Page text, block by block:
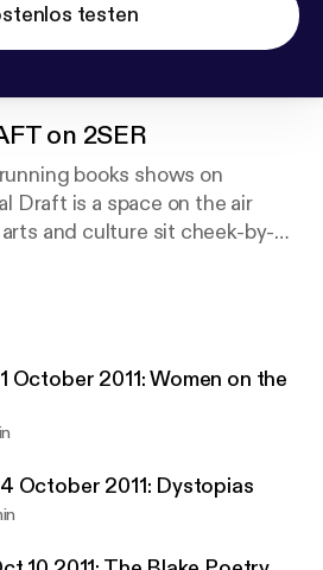
testen
on 2SER
books shows on
Draft is a space on the air
and culture sit cheek-by-
of inspiring generous, open-
the show features
around Australia and the
up a mix of interviews with
short features and
about literary events,
October 2011: Women on the
October 2011: Dystopias